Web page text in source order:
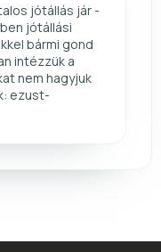
jótállás jár -
jótállási
bármi gond
intézzük a
nem hagyjuk
ezust-